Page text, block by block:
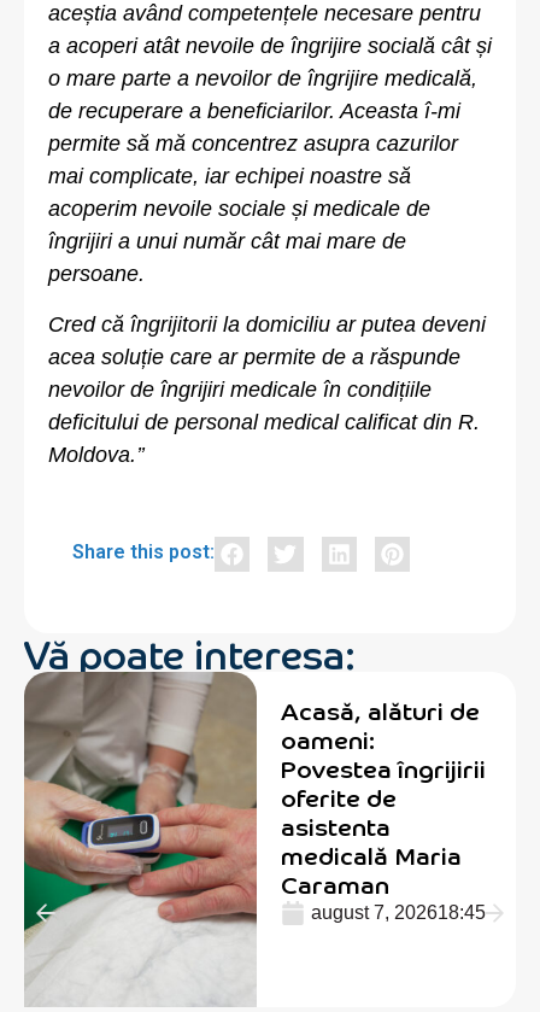
aceștia având competențele necesare pentru
a acoperi atât nevoile de îngrijire socială cât și
o mare parte a nevoilor de îngrijire medicală,
de recuperare a beneficiarilor. Aceasta î-mi
permite să mă concentrez asupra cazurilor
mai complicate, iar echipei noastre să
acoperim nevoile sociale și medicale de
îngrijiri a unui număr cât mai mare de
persoane.
Cred că îngrijitorii la domiciliu ar putea deveni
acea soluție care ar permite de a răspunde
nevoilor de îngrijiri medicale în condițiile
deficitului de personal medical calificat din R.
Moldova.’’
Share this post:
Vă poate interesa:
Acasă, alături de
oameni:
Povestea îngrijirii
oferite de
asistenta
medicală Maria
Caraman
august 7, 202618:45